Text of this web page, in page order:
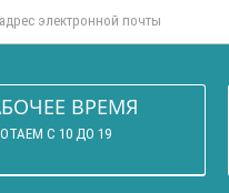
ВРЕМЯ
С 10 ДО 19